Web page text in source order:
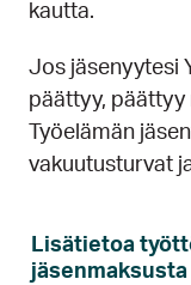
kautta.
Jos jäsenyytesi
päättyy, päättyy
Työelämän
vakuutusturvat
Lisätietoa
jäsenmaksusta